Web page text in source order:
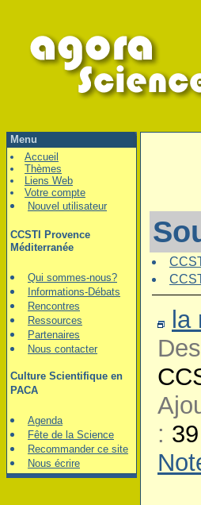
Menu
Accueil
Thèmes
Liens Web
Votre compte
Nouvel utilisateur
CCSTI Provence
Méditerranée
Qui sommes-nous?
Informations-Débats
Rencontres
Ressources
Partenaires
Nous contacter
Culture Scientifique en
PACA
Agenda
Fête de la Science
Recommander ce site
Nous écrire
: 39